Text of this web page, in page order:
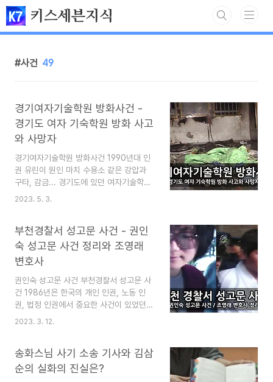
본문 바로가기
키스세븐지식
사건 49
경기여자기술학원 방화사건 -
경기도 여자 기숙학원 방화 사고
와 사망자
경기여자기술학원 방화사건 1990년대 인
권 유린이 원인 마치 수용소 같은 강압과
구타, 감금... 경기도에 있던 여자기술학원
에 방화사고가 나서 수십 명이 죽은 사건이
는 시설 측 방해 때문에 죽어가야 했습니
다. 대체 왜 이런 일이 있었는지, 거기에 남
은 의혹이 무엇인지에 대해, 경기도에 위치
한 기술학원 방화 사건을 정리했습니다. 이
블로그는 "심심할 때 잡지처럼 읽는 지
식"이라는 목적으로 운영됩니다. 즐겨찾기
(북마크) 해 놓으면 심심할 때 좋습니다. 추
명복을 빕니다. 유가족에게도 조의를 표합
니..
2023. 5. 3.
부천경찰서 성고문 사건 - 권인
숙 성고문 사건 정리와 조영래
변호사
권인숙 성고문 사건 부천경찰서 성고문 사
건 1986년은 한국의 개인 인권, 노동 인
권, 법정 인권에서 중요한 사건이 있었던
해입니다. 노동운동 중이던 권인숙을 성고
권변호사들의 노력이 뜨거웠던 사건입니
다. 모두가 피해자 한 명을 죽여가고 있을
2023. 3. 12.
송화스님 사기 소송 기사와 김삼
순의 실화의 진실은?